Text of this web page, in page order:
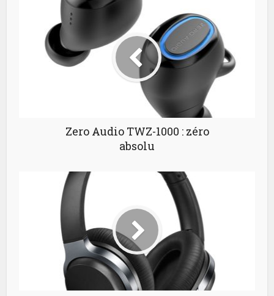
Zero Audio TWZ-1000 : zéro
absolu